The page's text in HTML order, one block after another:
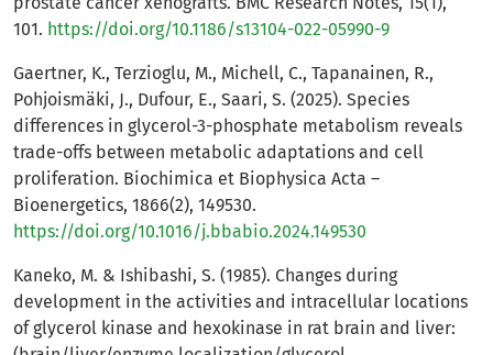
101. https://doi.org/10.1186/s13104-022-05990-9
Gaertner, K., Terzioglu, M., Michell, C., Tapanainen, R.,
Pohjoismäki, J., Dufour, E., Saari, S. (2025). Species
differences in glycerol-3-phosphate metabolism reveals
trade-offs between metabolic adaptations and cell
proliferation. Biochimica et Biophysica Acta –
Bioenergetics, 1866(2), 149530.
https://doi.org/10.1016/j.bbabio.2024.149530
Kaneko, M. & Ishibashi, S. (1985). Changes during
development in the activities and intracellular locations
of glycerol kinase and hexokinase in rat brain and liver: